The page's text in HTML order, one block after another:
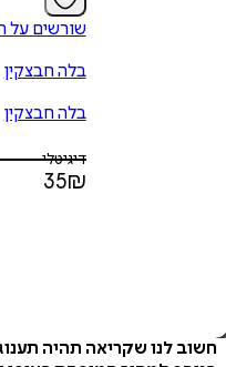
שורשים על
בלה חבצקין
בלה חבצקין
דיגיטלי
35₪
חשוב לנו שקריאה תהיה